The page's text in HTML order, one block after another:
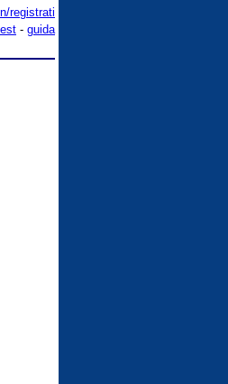
registrati
- guida